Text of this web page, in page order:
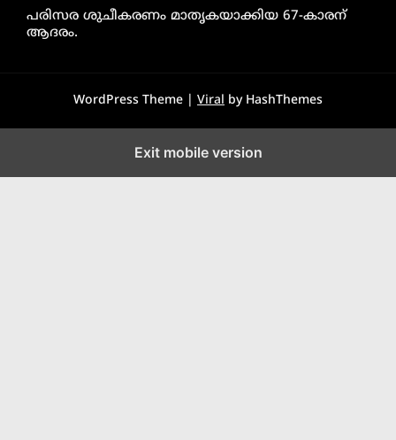
പരിസര ശുചീകരണം മാതൃകയാക്കിയ 67-കാരന്
ആദരം.
WordPress Theme | Viral by HashThemes
Exit mobile version